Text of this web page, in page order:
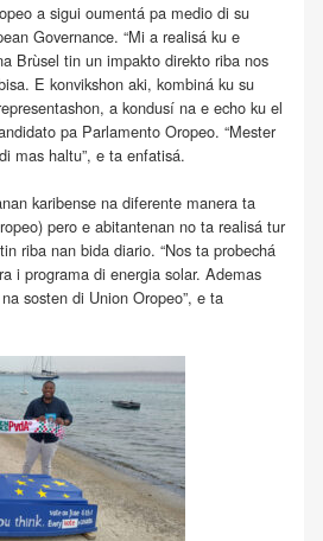
a sigui oumentá pa medio di su
Governance. “Mi a realisá ku e
Brùsel tin un impakto direkto riba nos
E konvikshon aki, kombiná ku su
a kondusí na e echo ku el
pa Parlamento Oropeo. “Mester
mas haltu”, e ta enfatisá.
karibense na diferente manera ta
pero e abitantenan no ta realisá tur
riba nan bida diario. “Nos ta probechá
i programa di energia solar. Ademas
sosten di Union Oropeo”, e ta